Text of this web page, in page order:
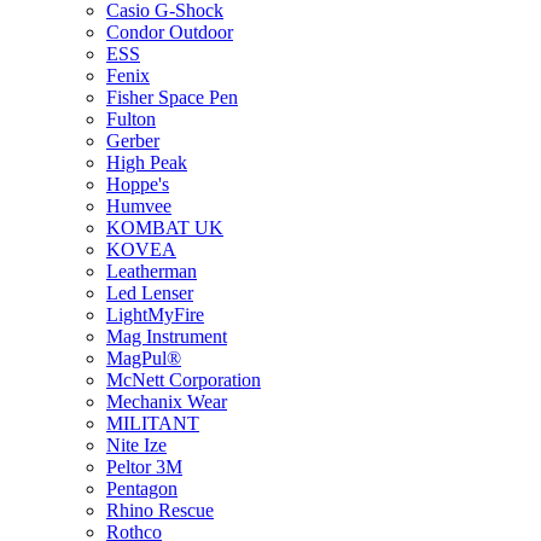
Casio G-Shock
Condor Outdoor
ESS
Fenix
Fisher Space Pen
Fulton
Gerber
High Peak
Hoppe's
Humvee
KOMBAT UK
KOVEA
Leatherman
Led Lenser
LightMyFire
Mag Instrument
MagPul®
McNett Corporation
Mechanix Wear
MILITANT
Nite Ize
Peltor 3M
Pentagon
Rhino Rescue
Rothco